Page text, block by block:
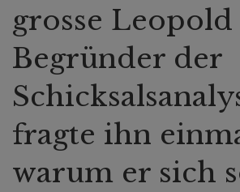
grosse
Begründer der
fragte ihn
warum er sich